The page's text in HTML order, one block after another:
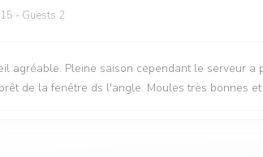
- Guests 2
agréable. Pleine saison cependant le serveur
de la fenêtre ds l'angle. Moules très bonnes